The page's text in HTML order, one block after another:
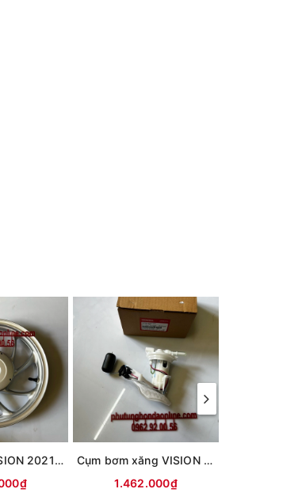
MÂM SAU VISION 2021 MÀU BẠC
Cụm bơm xăng VISION 2021 (K2C)
1.462.000₫